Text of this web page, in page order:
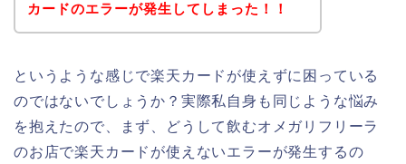
カードのエラーが発生してしまった！！
というような感じで楽天カードが使えずに困っている
のではないでしょうか？実際私自身も同じような悩み
を抱えたので、まず、どうして飲むオメガリフリーラ
のお店で楽天カードが使えないエラーが発生するの